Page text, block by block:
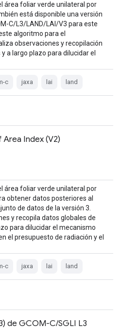
área foliar verde unilateral por
está disponible una versión
C/L3/LAND/LAI/V3 para este
algoritmo para el
observaciones y recopilación
a largo plazo para dilucidar el
c jaxa lai land
Index (V2)
área foliar verde unilateral por
obtener datos posteriores al
de datos de la versión 3.
y recopila datos globales de
para dilucidar el mecanismo
el presupuesto de radiación y el
c jaxa lai land
de GCOM-C/SGLI L3